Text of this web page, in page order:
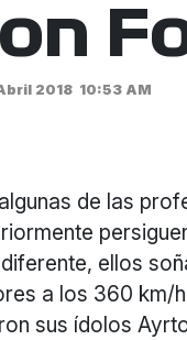
2018 10:53 AM
de las
ellos
a los 360 km/
sus ídolos